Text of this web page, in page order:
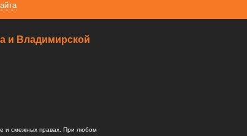
и Владимирской
и смежных правах. При любом